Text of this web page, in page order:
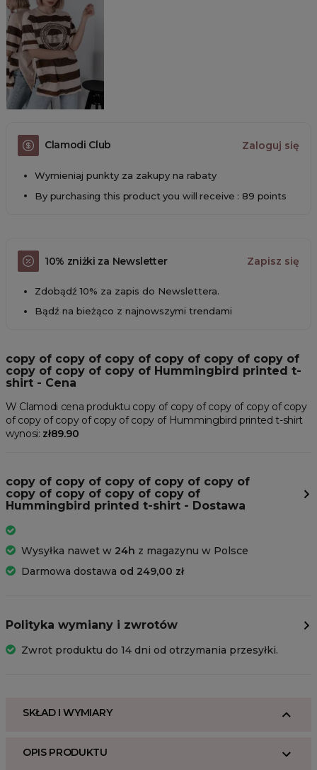
Clamodi Club Zaloguj się
Wymieniaj punkty za zakupy na rabaty
By purchasing this product you will receive : 89 points
10% zniżki za Newsletter Zapisz się
Zdobądź 10% za zapis do Newslettera.
Bądź na bieżąco z najnowszymi trendami
copy of copy of copy of copy of copy of copy of
copy of copy of copy of Hummingbird printed t-
shirt - Cena
W Clamodi cena produktu copy of copy of copy of copy of copy
of copy of copy of copy of copy of Hummingbird printed t-shirt
wynosi: zł89.90
copy of copy of copy of copy of copy of
copy of copy of copy of copy of
Hummingbird printed t-shirt - Dostawa
Wysyłka nawet w 24h z magazynu w Polsce
Darmowa dostawa od 249,00 zł
Polityka wymiany i zwrotów
Zwrot produktu do 14 dni od otrzymania przesyłki.
SKŁAD I WYMIARY
OPIS PRODUKTU